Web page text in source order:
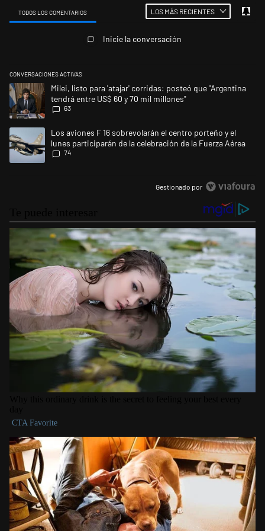
TODOS LOS COMENTARIOS LOS MÁS RECIENTES
Inicie la conversación
CONVERSACIONES ACTIVAS
Este listado muestra los artículos con más comentarios en los últimos
Un artículo de tendencia con el título "Milei, listo para 'atajar' corridas:
Milei, listo para 'atajar' corridas: posteó que "Argentina
tendrá entre US$ 60 y 70 mil millones"
63
Un artículo de tendencia con el título "Los aviones F 16 sobrevolarán
Los aviones F 16 sobrevolarán el centro porteño y el
lunes participarán de la celebración de la Fuerza Aérea
74
Gestionado por